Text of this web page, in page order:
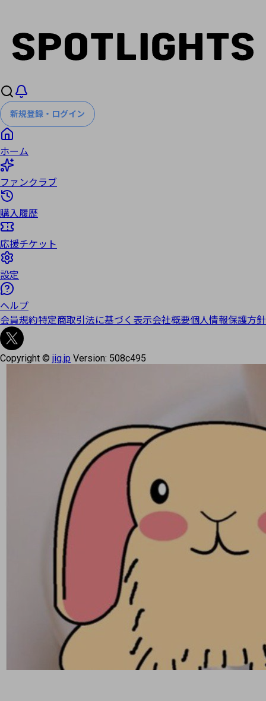
新規登録・ログイン
ホーム
ファンクラブ
購入履歴
応援チケット
設定
ヘルプ
会員規約特定商取引法に基づく表示会社概要個人情報保護方針
Copyright © jig.jp Version: 508c495